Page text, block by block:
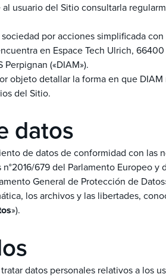
usuario del Sitio consultarla
por acciones simplificada
en Espace Tech Ulrich,
(«DIAM»).
objeto detallar la forma en que DIAM
del Sitio.
datos
de datos de conformidad con las
679 del Parlamento Europeo y
General de Protección de
los archivos y las libertades,
»).
datos personales relativos a los